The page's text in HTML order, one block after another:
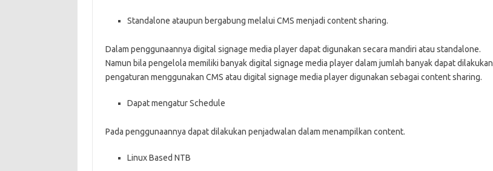
Standalone ataupun bergabung melalui CMS menjadi content sharing.
Dalam penggunaannya digital signage media player dapat digunakan secara mandiri atau standalone.
Namun bila pengelola memiliki banyak digital signage media player dalam jumlah banyak dapat dilakukan
pengaturan menggunakan CMS atau digital signage media player digunakan sebagai content sharing.
Dapat mengatur Schedule
Pada penggunaannya dapat dilakukan penjadwalan dalam menampilkan content.
Linux Based NTB